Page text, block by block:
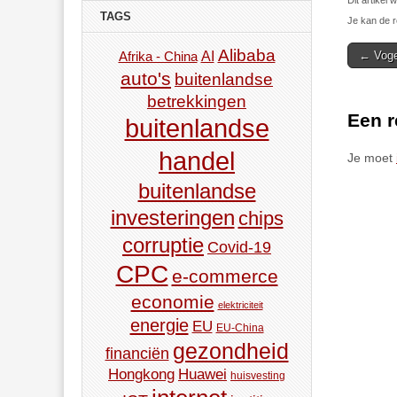
Je kan de
Post
←
Een
Je moet
TAGS
Afrika - China AI Alibaba
auto's buitenlandse
betrekkingen
buitenlandse
handel
buitenlandse
investeringen chips
corruptie Covid-19
CPC e-commerce
economie elektriciteit
energie EU EU-China
financiën gezondheid
Hongkong Huawei huisvesting